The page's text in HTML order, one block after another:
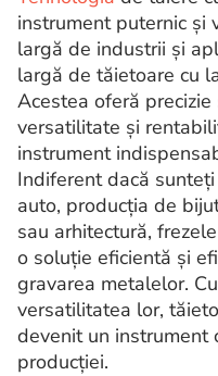
instrument puternic și
largă de industrii și
largă de tăietoare cu
Acestea oferă
versatilitate și
instrument
Indiferent dacă
auto, producția de
sau arhitectură,
o soluție eficientă și
gravarea metalelor.
versatilitatea lor,
devenit un instrument
producției.